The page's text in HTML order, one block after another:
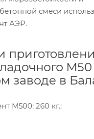
смеси
АЭР.
М50
заводе в
М500: 260 кг.;